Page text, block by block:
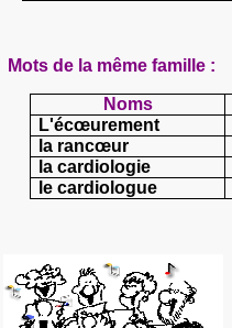
Mots de la même famille :
Noms
L'écœurement
la rancœur
la cardiologie
le cardiologue